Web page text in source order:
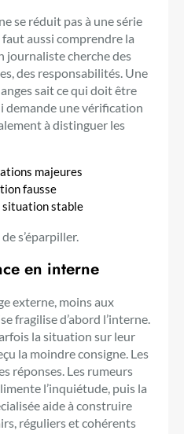
se réduit pas à une série
aussi comprendre la
journaliste cherche des
des responsabilités. Une
sait ce qui doit être
demande une vérification
à distinguer les
majeures
fausse
situation stable
s’éparpiller.
en interne
externe, moins aux
fragilise d’abord l’interne.
la situation sur leur
la moindre consigne. Les
réponses. Les rumeurs
l’inquiétude, puis la
aide à construire
réguliers et cohérents